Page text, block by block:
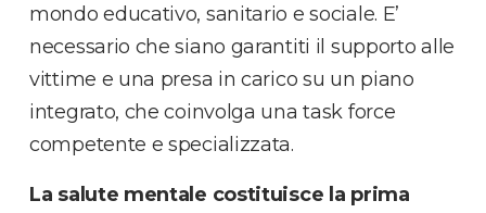
mondo educativo, sanitario e sociale. E’
necessario che siano garantiti il supporto alle
vittime e una presa in carico su un piano
integrato, che coinvolga una task force
competente e specializzata.
La salute mentale costituisce la prima